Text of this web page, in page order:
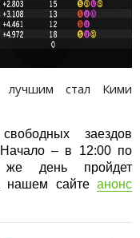
лучшим стал Кими
заездов
– в 12:00 по
день пройдет
нашем сайте анонс